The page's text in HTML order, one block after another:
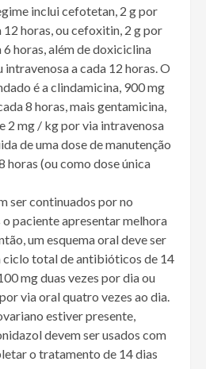
inclui cefotetan, 2 g por
12 horas, ou cefoxitin, 2 g por
horas, além de doxiciclina
a cada 12 horas. O
é a clindamicina, 900 mg
8 horas, mais gentamicina,
2 mg / kg por via intravenosa
de uma dose de manutenção
horas (ou como dose única
ser continuados por no
paciente apresentar melhora
um esquema oral deve ser
ciclo total de antibióticos de 14
mg duas vezes por dia ou
via oral quatro vezes ao dia.
estiver presente,
devem ser usados ​​com
o tratamento de 14 dias